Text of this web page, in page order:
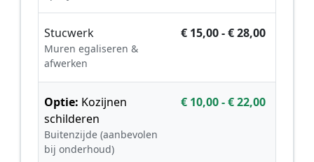
Stucwerk
Muren egaliseren &
afwerken
€ 15,00 - € 28,00
Optie: Kozijnen
schilderen
Buitenzijde (aanbevolen
bij onderhoud)
€ 10,00 - € 22,00